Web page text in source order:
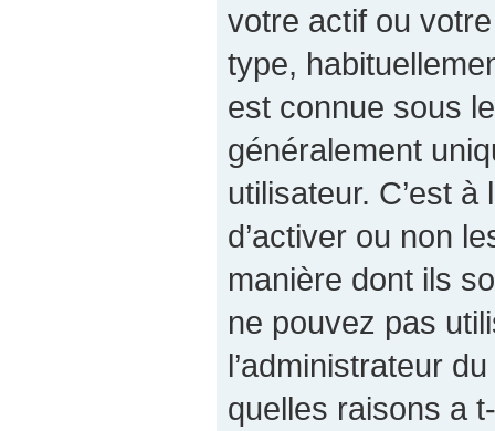
votre actif ou
type,
est connue sous
généralement
utilisateur. C’est
d’activer ou non
manière dont ils
ne pouvez pas
l’administrateur
quelles raisons a